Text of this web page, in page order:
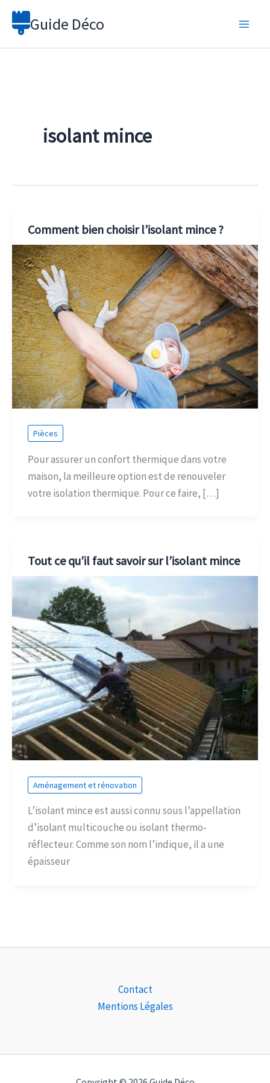
Aller
Guide Déco
isolant mince
Comment bien choisir l’isolant mince ?
Pièces
Pour assurer un confort thermique dans votre
maison, la meilleure option est de renouveler
votre isolation thermique. Pour ce faire, […]
Tout ce qu’il faut savoir sur l’isolant mince
Aménagement et rénovation
L’isolant mince est aussi connu sous l’appellation
d’isolant multicouche ou isolant thermo-
réflecteur. Comme son nom l’indique, il a une
épaisseur
Contact
Mentions Légales